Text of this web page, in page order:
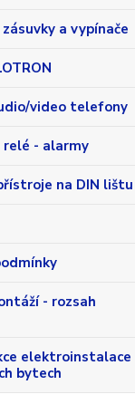
zásuvky a vypínače
video telefony
relé - alarmy
na DIN lištu
- rozsah
elektroinstalace
bytech